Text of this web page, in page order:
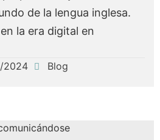
de la lengua inglesa.
la era digital en
2024 Blog